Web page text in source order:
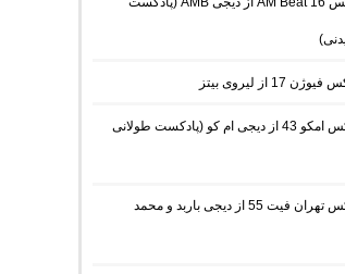
17 از لیروی بیتز
دانلود ریمیکس امکو 43 از دیجی ام کو (پادکست طولانی
دانلود ریمیکس تهران فیت 55 از دیجی باربد و محمد